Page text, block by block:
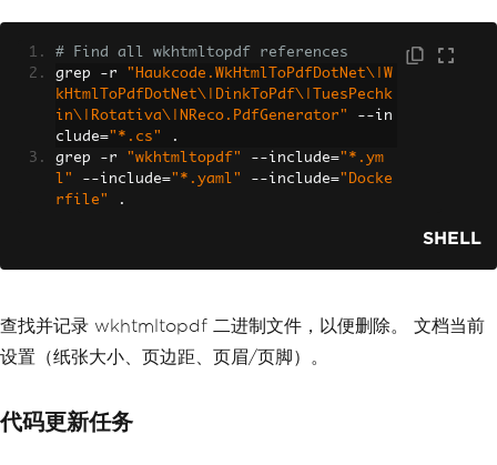
# Find all wkhtmltopdf references
grep -r
"Haukcode.WkHtmlToPdfDotNet\|W
kHtmlToPdfDotNet\|DinkToPdf\|TuesPechk
in\|Rotativa\|NReco.PdfGenerator"
--in
clude="*.cs"
.
grep -r "wkhtmltopdf" --include="*.ym
l"
--include="*.yaml" --include="Docke
rfile"
.
SHELL
查找并记录 wkhtmltopdf 二进制文件，以便删除。 文档当前
设置（纸张大小、页边距、页眉/页脚）。
代码更新任务